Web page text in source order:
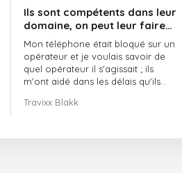
Ils sont compétents dans leur
domaine, on peut leur faire
confiance et ils sont toujours
ponctuels
Mon téléphone était bloqué sur un
opérateur et je voulais savoir de
quel opérateur il s'agissait ; ils
m'ont aidé dans les délais qu'ils
Travixx Blakk